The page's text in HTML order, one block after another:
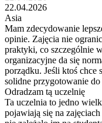
22.04.2026
Asia
Mam zdecydowanie
opinie. Zajęcia nie
praktyki, co szczególnie
organizacyjne da się
porządku. Jeśli ktoś chce
solidne przygotowanie
Odradzam tą uczelnię
Ta uczelnia to jedno
pojawiają się na